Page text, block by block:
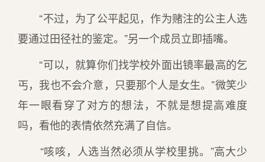
“不过，为了公平起见，作为赌注的公主人选
要通过田径社的鉴定。”另一个成员立即插嘴。
“可以，就算你们找学校外面出镜率最高的乞
丐，我也不会介意，只要那个人是女生。”微笑少
年一眼看穿了对方的想法，不就是想提高难度
吗，看他的表情依然充满了自信。
“咳咳，人选当然必须从学校里挑。”高大少